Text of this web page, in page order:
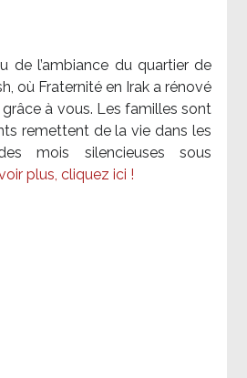
de l’ambiance du quartier de
où Fraternité en Irak a rénové
à vous. Les familles sont
remettent de la vie dans les
mois silencieuses sous
plus, cliquez ici !